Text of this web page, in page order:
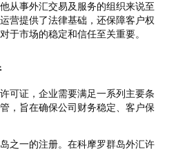
从事外汇交易及服务的组织来说至
营提供了法律基础，还保障客户权
于市场的稳定和信任至关重要。
可证，企业需要满足一系列主要条
，旨在确保公司财务稳定、客户保
之一的注册。在科摩罗群岛外汇许